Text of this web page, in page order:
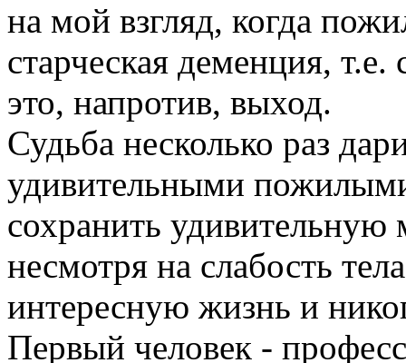
на мой взгляд, когда
старческая деменция,
это, напротив, выход.
Судьба несколько раз
удивительными
сохранить
несмотря на слабость
интересную жизнь и
Первый человек -